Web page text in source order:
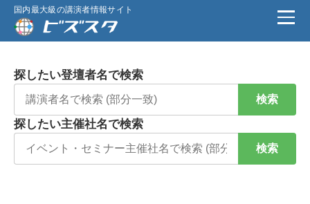
国内最大級の講演者情報サイト
探したい登壇者名で検索
検索
探したい主催社名で検索
検索